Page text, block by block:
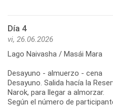
Día 4
vi, 26.06.2026
Lago Naivasha / Masái Mara
Desayuno - almuerzo - cena
Desayuno. Salida hacía la
Narok, para llegar a almorzar.
Según el número de